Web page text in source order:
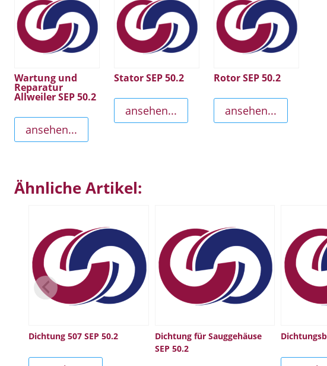
Wartung und
Reparatur
Allweiler SEP 50.2
ansehen...
Stator SEP 50.2
ansehen...
Rotor SEP 50.2
ansehen...
Ähnliche Artikel:
Dichtung 507 SEP 50.2
Dichtung für Sauggehäuse
SEP 50.2